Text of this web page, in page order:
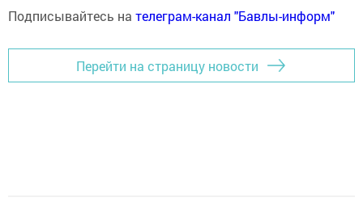
Подписывайтесь на телеграм-канал "Бавлы-информ"
Перейти на страницу новости